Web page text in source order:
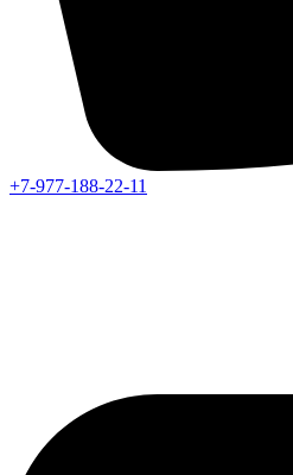
+7-977-188-22-11